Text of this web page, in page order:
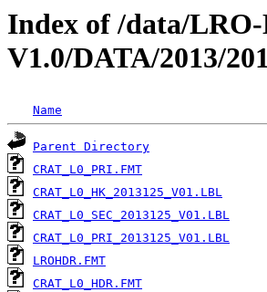
Index of /data/
V1.0/DATA/2013/
Name
Parent Directory
CRAT_L0_PRI.FMT
CRAT_L0_HK_2013125_V01.LBL
CRAT_L0_SEC_2013125_V01.LBL
CRAT_L0_PRI_2013125_V01.LBL
LROHDR.FMT
CRAT_L0_HDR.FMT